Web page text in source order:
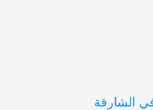
الشارقة